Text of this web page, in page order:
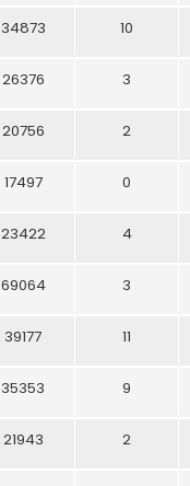
10
34873
3
26376
2
20756
0
17497
4
23422
3
69064
11
39177
9
35353
2
21943